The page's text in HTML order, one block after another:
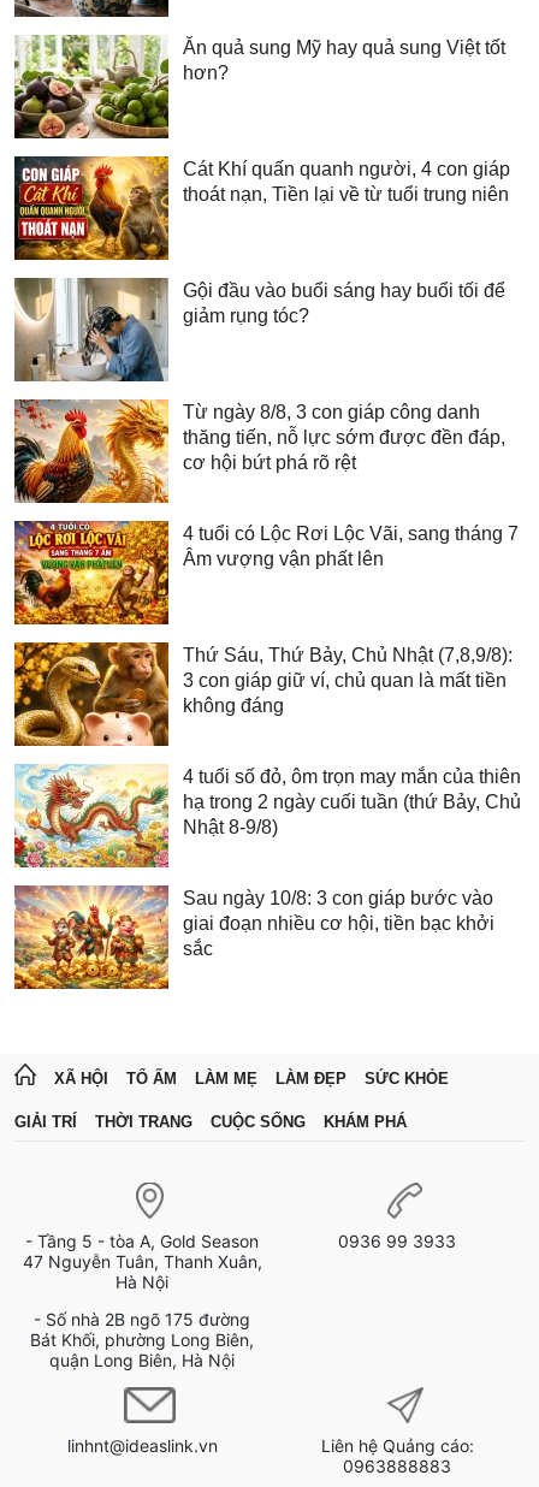
Ăn quả sung Mỹ hay quả sung Việt tốt
hơn?
Cát Khí quấn quanh người, 4 con giáp
thoát nạn, Tiền lại về từ tuổi trung niên
Gội đầu vào buổi sáng hay buổi tối để
giảm rụng tóc?
Từ ngày 8/8, 3 con giáp công danh
thăng tiến, nỗ lực sớm được đền đáp,
cơ hội bứt phá rõ rệt
4 tuổi có Lộc Rơi Lộc Vãi, sang tháng 7
Âm vượng vận phất lên
Thứ Sáu, Thứ Bảy, Chủ Nhật (7,8,9/8):
3 con giáp giữ ví, chủ quan là mất tiền
không đáng
4 tuổi số đỏ, ôm trọn may mắn của thiên
hạ trong 2 ngày cuối tuần (thứ Bảy, Chủ
Nhật 8-9/8)
Sau ngày 10/8: 3 con giáp bước vào
giai đoạn nhiều cơ hội, tiền bạc khởi
sắc
XÃ HỘI TỔ ẤM LÀM MẸ LÀM ĐẸP SỨC KHỎE
GIẢI TRÍ THỜI TRANG CUỘC SỐNG KHÁM PHÁ
- Tầng 5 - tòa A, Gold Season
47 Nguyễn Tuân, Thanh Xuân,
Hà Nội
- Số nhà 2B ngõ 175 đường
Bát Khối, phường Long Biên,
quận Long Biên, Hà Nội
0936 99 3933
linhnt@ideaslink.vn
Liên hệ Quảng cáo:
0963888883